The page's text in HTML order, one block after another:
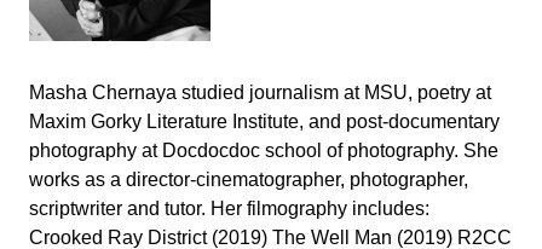
Masha Chernaya studied journalism at MSU, poetry at
Maxim Gorky Literature Institute, and post-documentary
photography at Docdocdoc school of photography. She
works as a director-cinematographer, photographer,
scriptwriter and tutor. Her filmography includes:
Crooked Ray District (2019) The Well Man (2019) R2CC